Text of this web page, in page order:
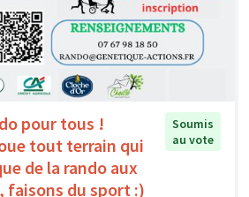
pour tous !
tout terrain qui
de la rando aux
faisons du sport :)
Soumis
au vote